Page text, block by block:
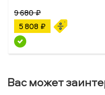
9 680 ₽
5 808 ₽
Вас может